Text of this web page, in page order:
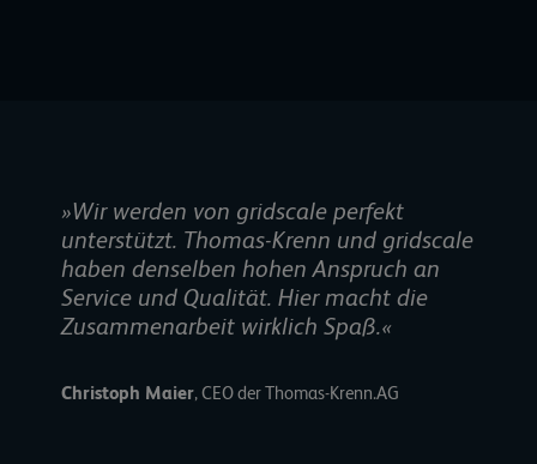
»Wir werden von gridscale perfekt
unterstützt. Thomas-Krenn und gridscale
haben denselben hohen Anspruch an
Service und Qualität. Hier macht die
Zusammenarbeit wirklich Spaß.«
Christoph Maier, CEO der Thomas-Krenn.AG